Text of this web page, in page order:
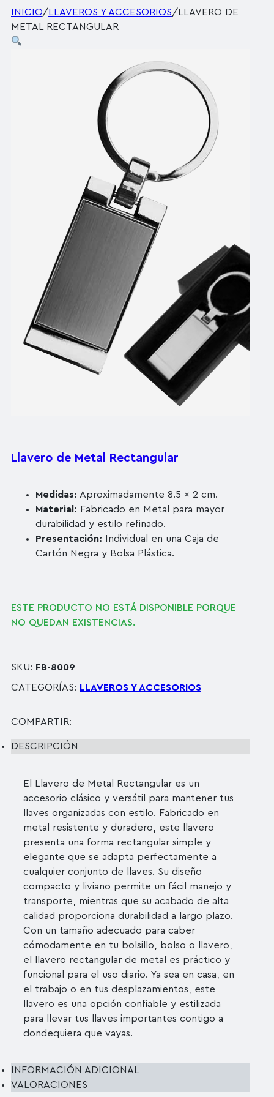
INICIO/ LLAVEROS Y ACCESORIOS/ LLAVERO DE
METAL RECTANGULAR
Llavero de Metal Rectangular
Medidas: Aproximadamente 8.5 x 2 cm.
Material: Fabricado en Metal para mayor
durabilidad y estilo refinado.
Presentación: Individual en una Caja de
Cartón Negra y Bolsa Plástica.
ESTE PRODUCTO NO ESTÁ DISPONIBLE PORQUE
NO QUEDAN EXISTENCIAS.
SKU: FB-8009
CATEGORÍAS: LLAVEROS Y ACCESORIOS
COMPARTIR:
DESCRIPCIÓN
El Llavero de Metal Rectangular es un
accesorio clásico y versátil para mantener tus
llaves organizadas con estilo. Fabricado en
metal resistente y duradero, este llavero
presenta una forma rectangular simple y
elegante que se adapta perfectamente a
cualquier conjunto de llaves. Su diseño
compacto y liviano permite un fácil manejo y
transporte, mientras que su acabado de alta
calidad proporciona durabilidad a largo plazo.
Con un tamaño adecuado para caber
cómodamente en tu bolsillo, bolso o llavero,
el llavero rectangular de metal es práctico y
funcional para el uso diario. Ya sea en casa, en
el trabajo o en tus desplazamientos, este
llavero es una opción confiable y estilizada
para llevar tus llaves importantes contigo a
dondequiera que vayas.
INFORMACIÓN ADICIONAL
VALORACIONES